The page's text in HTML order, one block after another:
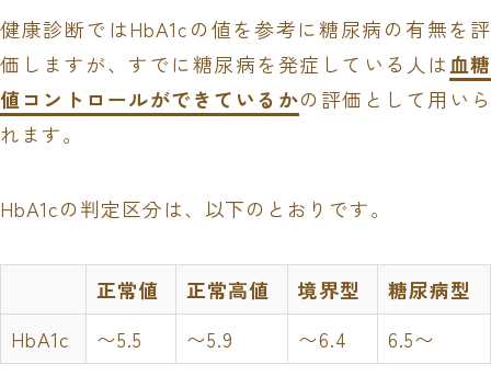
健康診断ではHbA1cの値を参考に糖尿病の有無を評
価しますが、すでに糖尿病を発症している人は 血糖
値コントロールができているかの評価として用いら
れます。
HbA1cの判定区分は、以下のとおりです。
正常値 正常高値 境界型
糖尿病型
HbA1c
〜5.5 〜5.9 〜6.4 6.5〜